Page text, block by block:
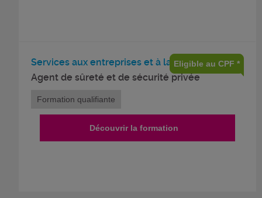
Services aux entreprises et à la personne
Agent de sûreté et de sécurité privée
Eligible au CPF *
Formation qualifiante
Découvrir la formation